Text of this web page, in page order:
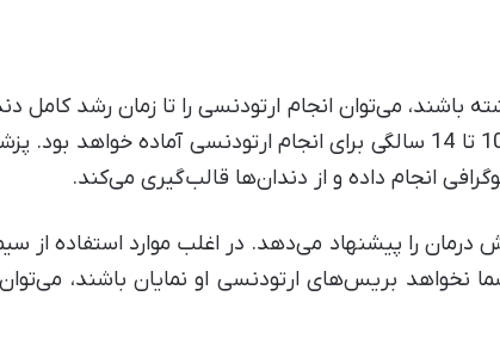
می‌توان انجام ارتودنسی را تا زمان رشد کامل
این بدین معناست که کودک شما در سن بین 10 تا 14 سالگی برای انجام
انجام داده و از دندان‌ها قالب‌گیری می‌کند.
درمان را پیشنهاد می‌دهد. در اغلب موارد استفاده
بریس‌های ارتودنسی او نمایان باشند، می‌توان